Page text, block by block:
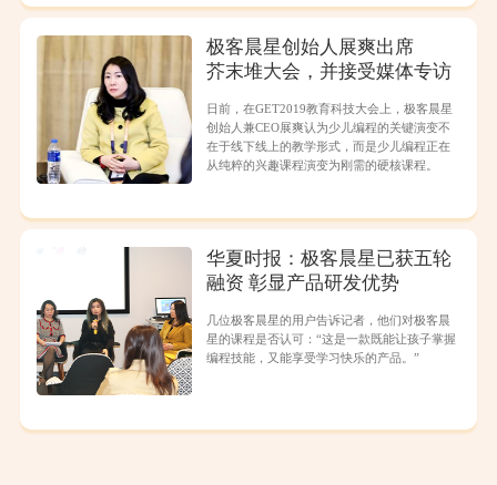
极客晨星创始人展爽出席
芥末堆大会，并接受媒体专访
日前，在GET2019教育科技大会上，极客晨星
创始人兼CEO展爽认为少儿编程的关键演变不
在于线下线上的教学形式，而是少儿编程正在
从纯粹的兴趣课程演变为刚需的硬核课程。
华夏时报：极客晨星已获五轮
融资 彰显产品研发优势
几位极客晨星的用户告诉记者，他们对极客晨
星的课程是否认可：“这是一款既能让孩子掌握
编程技能，又能享受学习快乐的产品。”